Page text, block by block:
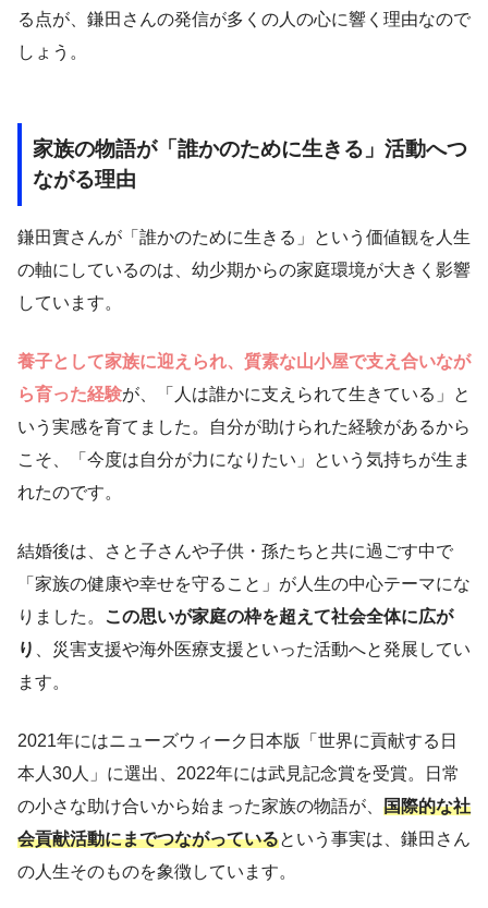
る点が、鎌田さんの発信が多くの人の心に響く理由なので
しょう。
家族の物語が「誰かのために生きる」活動へつ
ながる理由
鎌田實さんが「誰かのために生きる」という価値観を人生
の軸にしているのは、幼少期からの家庭環境が大きく影響
しています。
養子として家族に迎えられ、質素な山小屋で支え合いなが
ら育った経験が、「人は誰かに支えられて生きている」と
いう実感を育てました。自分が助けられた経験があるから
こそ、「今度は自分が力になりたい」という気持ちが生ま
れたのです。
結婚後は、さと子さんや子供・孫たちと共に過ごす中で
「家族の健康や幸せを守ること」が人生の中心テーマにな
りました。
この思いが家庭の枠を超えて社会全体に広が
り
、災害支援や海外医療支援といった活動へと発展してい
ます。
2021年にはニューズウィーク日本版「世界に貢献する日
本人30人」に選出、2022年には武見記念賞を受賞。日常
の小さな助け合いから始まった家族の物語が、 国際的な社
会貢献活動にまでつながっているという事実は、鎌田さん
の人生そのものを象徴しています。